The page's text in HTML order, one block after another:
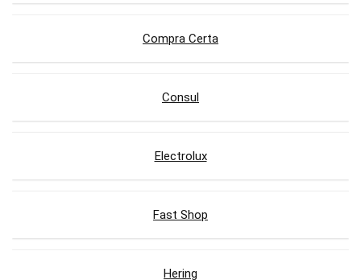
Compra Certa
Consul
Electrolux
Fast Shop
Hering